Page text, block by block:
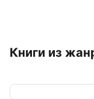
Книги из